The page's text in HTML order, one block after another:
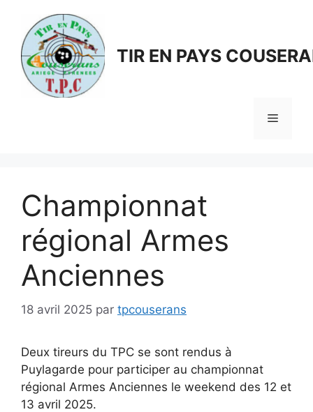
contenu
TIR EN PAYS
Menu
Championnat
régional Armes
Anciennes
18 avril 2025 par tpcouserans
Deux tireurs du TPC se sont rendus à
Puylagarde pour participer au championnat
régional Armes Anciennes le weekend des 12 et
13 avril 2025.